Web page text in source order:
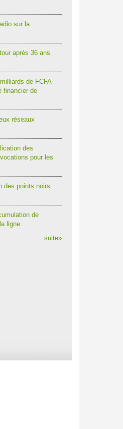
sur la
après 36 ans
de FCFA
financier de
réseaux
des
pour les
des points noirs
de
ligne
suite»